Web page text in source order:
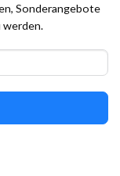
Sonderangebote
werden.